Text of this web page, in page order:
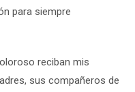
para siempre
reciban mis
sus compañeros de